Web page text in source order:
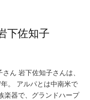
下佐知子
ん 岩下佐知子さんは、
。 アルパとは中南米で
楽器で、グランドハープ